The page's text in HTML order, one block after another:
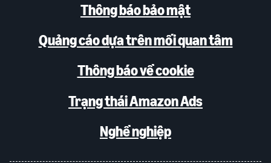
Thông báo bảo mật
Quảng cáo dựa trên mối quan tâm
Thông báo về cookie
Trạng thái Amazon Ads
Nghề nghiệp